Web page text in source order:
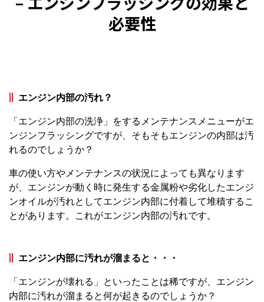
必要性
エンジン内部の汚れ？
「エンジン内部の洗浄」をするメンテナンスメニューがエ
ンジンフラッシングですが、そもそもエンジンの内部は汚
れるのでしょうか？
車の使い方やメンテナンスの状況によっても異なります
が、エンジンが動く時に発生する金属粉や劣化したエンジ
ンオイルが汚れとしてエンジン内部に付着して堆積するこ
とがあります。これがエンジン内部の汚れです。
エンジン内部に汚れが溜まると・・・
「エンジンが壊れる」といったことは稀ですが、エンジン
内部に汚れが溜まると何が起きるのでしょうか？